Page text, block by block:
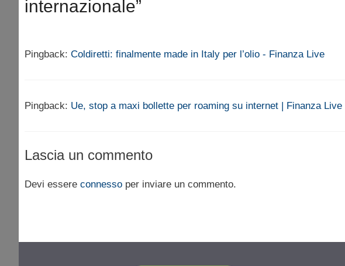
internazionale”
Pingback: Coldiretti: finalmente made in Italy per l’olio - Finanza Live
Pingback: Ue, stop a maxi bollette per roaming su internet | Finanza Live
Lascia un commento
Devi essere connesso per inviare un commento.